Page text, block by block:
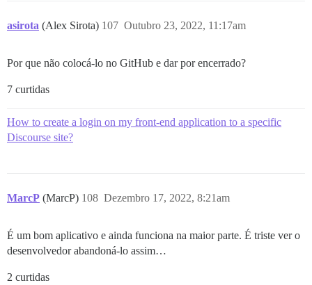
asirota (Alex Sirota) Outubro 23, 2022, 11:17am
107
Por que não colocá-lo no GitHub e dar por encerrado?
7 curtidas
How to create a login on my front-end application to a specific
Discourse site?
MarcP (MarcP) Dezembro 17, 2022, 8:21am
108
É um bom aplicativo e ainda funciona na maior parte. É triste ver o
desenvolvedor abandoná-lo assim…
2 curtidas